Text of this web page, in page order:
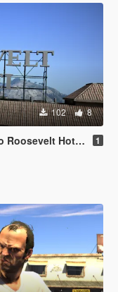
102 8
plus other details 1